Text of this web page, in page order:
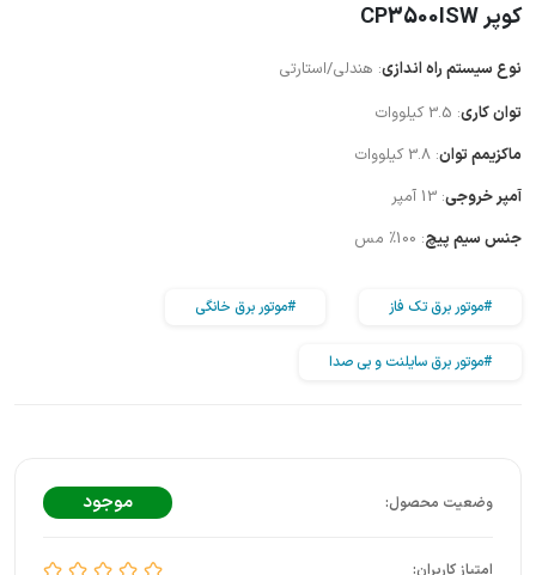
کوپر CP3500ISW
نوع سیستم راه اندازی: هندلی/استارتی
توان کاری: 3.5 کیلووات
ماکزیمم توان: 3.8 کیلووات
آمپر خروجی: 13 آمپر
جنس سیم پیچ: 100% مس
#موتور برق تک فاز #موتور برق خانگی
#موتور برق سایلنت و بی صدا
موجود